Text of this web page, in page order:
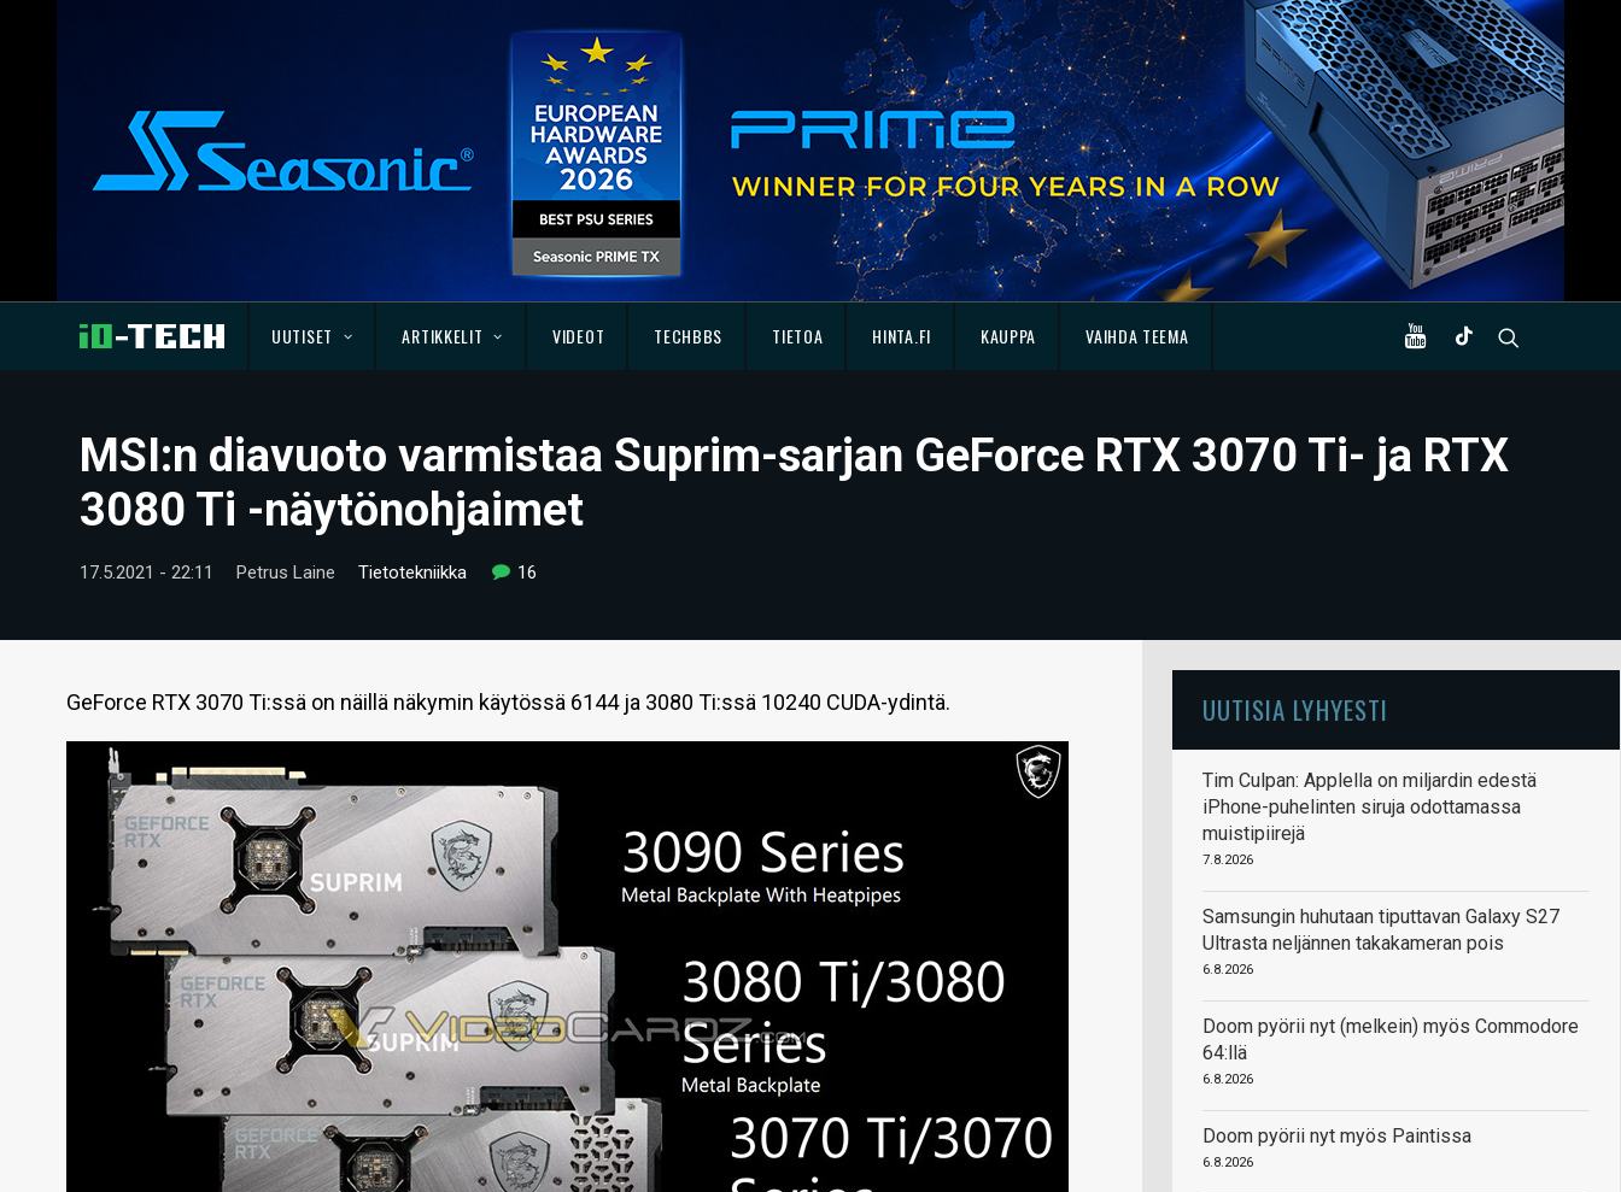
UUTISET ARTIKKELIT VIDEOT TECHBBS TIETOA HINTA.FI KAUPPA VAIHDA TEEMA
MSI:n diavuoto varmistaa Suprim-sarjan GeForce RTX 3070 Ti- ja RTX
3080 Ti -näytönohjaimet
17.5.2021 - 22:11 Petrus Laine Tietotekniikka 16
GeForce RTX 3070 Ti:ssä on näillä näkymin käytössä 6144 ja 3080 Ti:ssä 10240 CUDA-ydintä. UUTISIA LYHYESTI
Tim Culpan: Applella on miljardin edestä
iPhone-puhelinten siruja odottamassa
muistipiirejä
7.8.2026
Samsungin huhutaan tiputtavan Galaxy S27
Ultrasta neljännen takakameran pois
6.8.2026
Doom pyörii nyt (melkein) myös Commodore
64:llä
6.8.2026
Doom pyörii nyt myös Paintissa
6.8.2026